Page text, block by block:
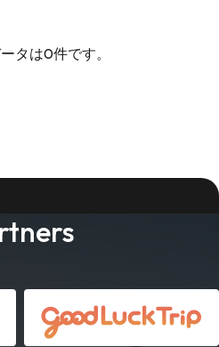
タは0件です。